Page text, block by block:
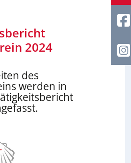
2024
des
werden in